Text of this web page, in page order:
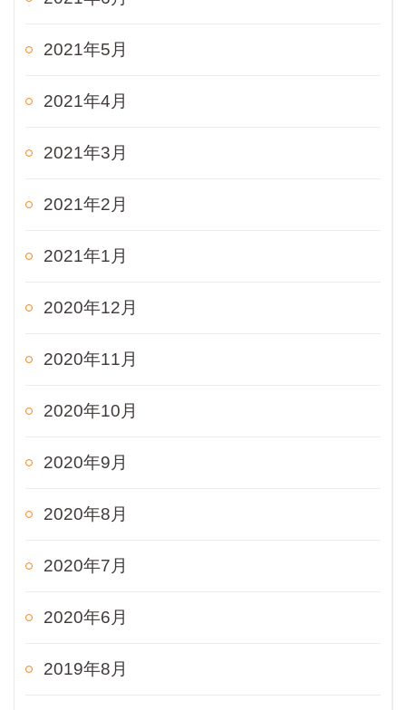
2021年5月
2021年4月
2021年3月
2021年2月
2021年1月
2020年12月
2020年11月
2020年10月
2020年9月
2020年8月
2020年7月
2020年6月
2019年8月